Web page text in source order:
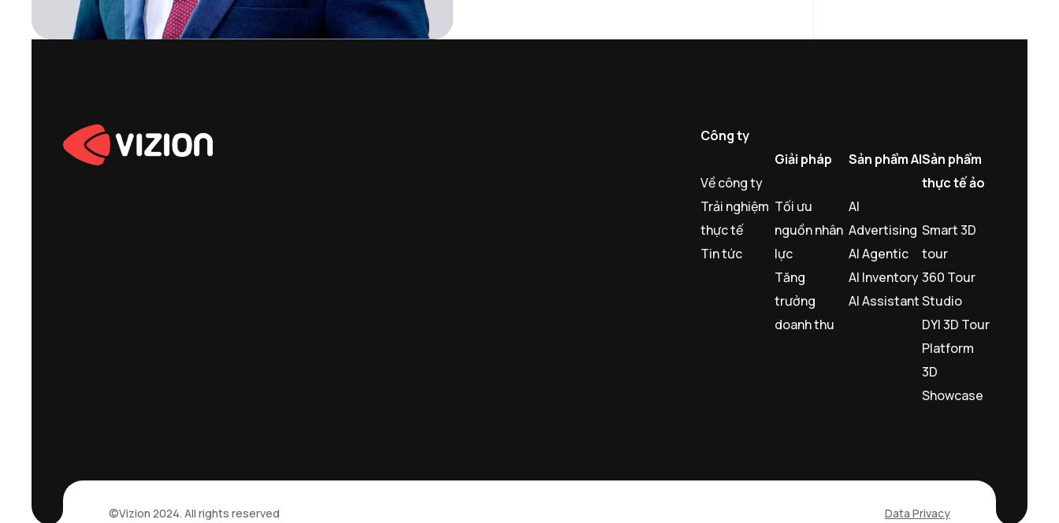
Công ty
Về công ty
Trải nghiệm
thực tế
Tin tức
Giải pháp
Tối ưu
nguồn nhân
lực
Tăng
trưởng
doanh thu
Sản phẩm AI
AI
Advertising
AI Agentic
AI Inventory
AI Assistant
Sản phẩm
thực tế ảo
Smart 3D
tour
360 Tour
Studio
DYI 3D Tour
Platform
3D
Showcase
©Vizion 2024. All rights reserved Data Privacy